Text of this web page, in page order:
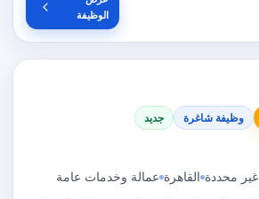
الوظيفة
وظيفة شاغرة جديد
محددة القاهرة عمالة وخدمات عامة